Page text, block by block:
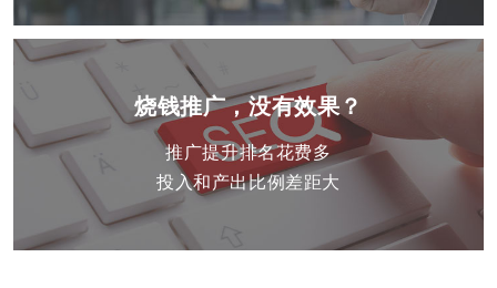
烧钱推广，没有效果？
推广提升排名花费多
投入和产出比例差距大